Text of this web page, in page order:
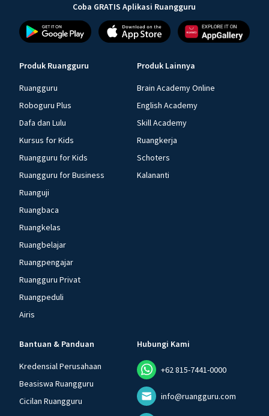
Coba GRATIS Aplikasi Ruangguru
Produk Ruangguru
Ruangguru
Roboguru Plus
Dafa dan Lulu
Kursus for Kids
Ruangguru for Kids
Ruangguru for Business
Ruanguji
Ruangbaca
Ruangkelas
Ruangbelajar
Ruangpengajar
Ruangguru Privat
Ruangpeduli
Airis
Produk Lainnya
Brain Academy Online
English Academy
Skill Academy
Ruangkerja
Schoters
Kalananti
Bantuan & Panduan
Kredensial Perusahaan
Beasiswa Ruangguru
Cicilan Ruangguru
Hubungi Kami
+62 815-7441-0000
info@ruangguru.com